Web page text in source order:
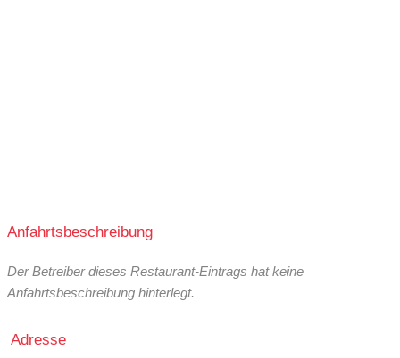
Anfahrtsbeschreibung
Der Betreiber dieses Restaurant-Eintrags hat keine
Anfahrtsbeschreibung hinterlegt.
Adresse